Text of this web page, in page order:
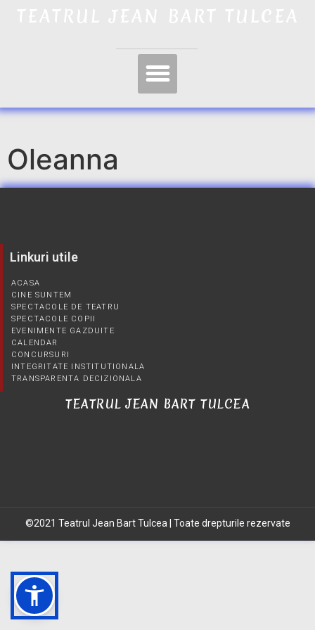
Oleanna
Linkuri utile
ACASA
CINE SUNTEM
SPECTACOLE DE TEATRU
SPECTACOLE COPII
EVENIMENTE GAZDUITE
CALENDAR
CONCURSURI
INTEGRITATE INSTITUTIONALA
TRANSPARENTA DECIZIONALA
TEATRUL JEAN BART TULCEA
©2021 Teatrul Jean Bart Tulcea | Toate drepturile rezervate